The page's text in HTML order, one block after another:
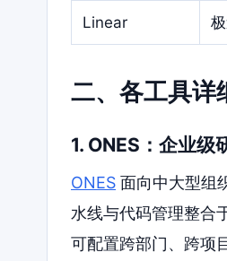
Linear
二、各工具详
1. ONES：企业级
ONES 面向中大型组
水线与代码管理整合
可配置跨部门、跨项